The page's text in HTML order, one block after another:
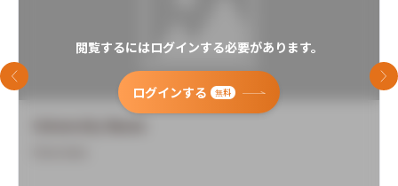
閲覧するにはログインする必要があります。
ログインする 無料
前のスライド 次